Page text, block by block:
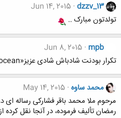
dzzv_13
Jun 14, 2015
تولدتون مبارک ..
mpb
Jun 8, 2015
تکرار بودنت شادباش شادی عزیز«abyss ocean»
محمد ساوه May 14, 2015
مرحوم ملا محمد باقر فشارکی رساله
رمضان تألیف فرموده، در آنجا نقل